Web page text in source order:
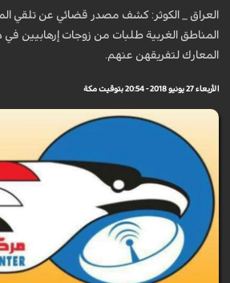
العراق _ الكوثر: كشف مصدر قضائي عن تلقي
المناطق الغربية طلبات من زوجات إرهابيين
المعارك لتفريقهن عنهم.
الأربعاء 27 يونيو 2018 - 20:54 بتوقيت مكة